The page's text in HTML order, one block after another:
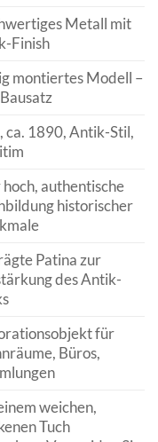
Metall mit
Finish
montiertes Modell –
ca. 1890, Antik-Stil,
hoch, authentische
historischer
Patina zur
des Antik-
für
Büros,
weichen,
Tuch